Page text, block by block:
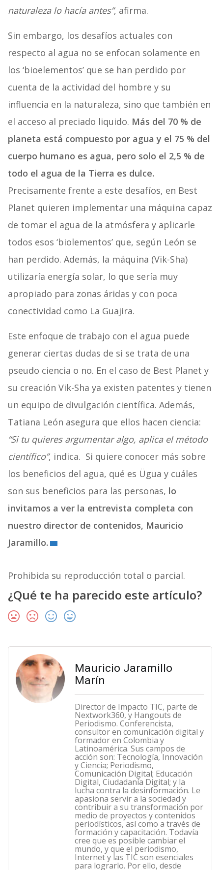
naturaleza lo hacía antes”, afirma.
Sin embargo, los desafíos actuales con
respecto al agua no se enfocan solamente en
los ‘bioelementos’ que se han perdido por
cuenta de la actividad del hombre y su
influencia en la naturaleza, sino que también en
el acceso al preciado liquido. Más del 70 % de
planeta está compuesto por agua y el 75 % del
cuerpo humano es agua, pero solo el 2,5 % de
todo el agua de la Tierra es dulce.
Precisamente frente a este desafíos, en Best
Planet quieren implementar una máquina capaz
de tomar el agua de la atmósfera y aplicarle
todos esos ‘biolementos’ que, según León se
han perdido. Además, la máquina (Vik-Sha)
utilizaría energía solar, lo que sería muy
apropiado para zonas áridas y con poca
conectividad como La Guajira.
Este enfoque de trabajo con el agua puede
generar ciertas dudas de si se trata de una
pseudo ciencia o no. En el caso de Best Planet y
su creación Vik-Sha ya existen patentes y tienen
un equipo de divulgación científica. Además,
Tatiana León asegura que ellos hacen ciencia:
“Si tu quieres argumentar algo, aplica el método
científico”, indica. Si quiere conocer más sobre
los beneficios del agua, qué es Ügua y cuáles
son sus beneficios para las personas, lo
invitamos a ver la entrevista completa con
nuestro director de contenidos, Mauricio
Jaramillo.
Prohibida su reproducción total o parcial.
¿Qué te ha parecido este artículo?
Mauricio Jaramillo
Marín
Director de Impacto TIC, parte de
Nextwork360, y Hangouts de
Periodismo. Conferencista,
consultor en comunicación digital y
formador en Colombia y
Latinoamérica. Sus campos de
acción son: Tecnología, Innovación
y Ciencia; Periodismo,
Comunicación Digital; Educación
Digital, Ciudadanía Digital; y la
lucha contra la desinformación. Le
apasiona servir a la sociedad y
contribuir a su transformación por
medio de proyectos y contenidos
periodísticos, así como a través de
formación y capacitación. Todavía
cree que es posible cambiar el
mundo, y que el periodismo,
Internet y las TIC son esenciales
para lograrlo. Por ello, desde